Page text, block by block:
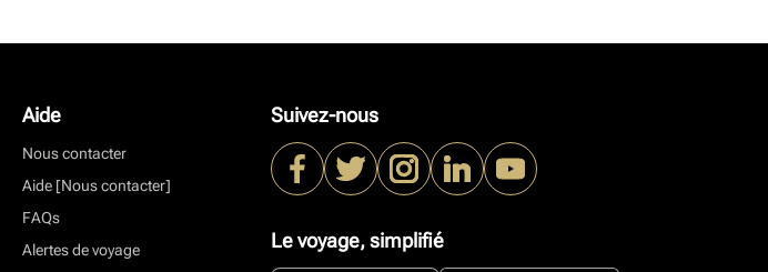
Aide
Nous contacter
Aide [Nous contacter]
FAQs
Alertes de voyage
Suivez-nous
Le voyage, simplifié